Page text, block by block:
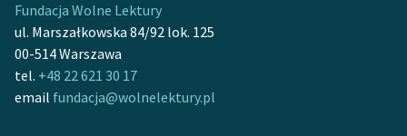
Fundacja Wolne Lektury
ul. Marszałkowska 84/92 lok. 125
00-514 Warszawa
tel. +48 22 621 30 17
email fundacja@wolnelektury.pl